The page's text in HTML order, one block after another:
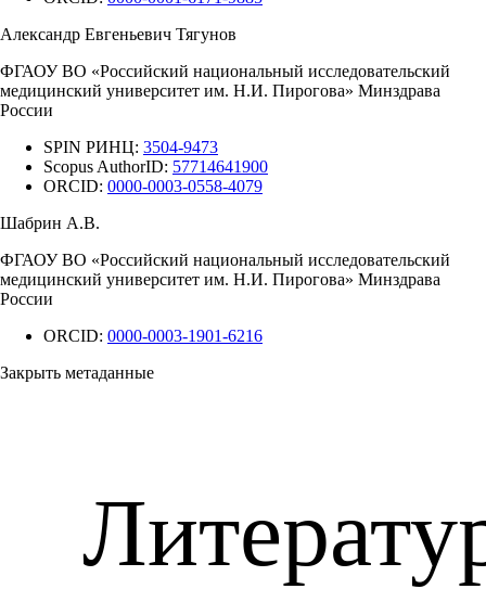
Александр Евгеньевич Тягунов
ФГАОУ ВО «Российский национальный исследовательский
медицинский университет им. Н.И. Пирогова» Минздрава
России
SPIN РИНЦ: 3504-9473
Scopus AuthorID: 57714641900
ORCID: 0000-0003-0558-4079
Шабрин А.В.
ФГАОУ ВО «Российский национальный исследовательский
медицинский университет им. Н.И. Пирогова» Минздрава
России
ORCID: 0000-0003-1901-6216
Закрыть метаданные